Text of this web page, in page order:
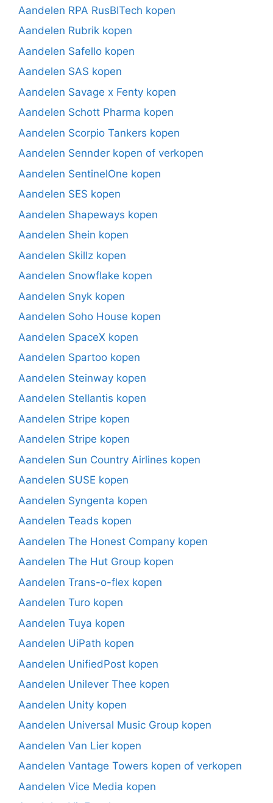
Aandelen RPA RusBITech kopen
Aandelen Rubrik kopen
Aandelen Safello kopen
Aandelen SAS kopen
Aandelen Savage x Fenty kopen
Aandelen Schott Pharma kopen
Aandelen Scorpio Tankers kopen
Aandelen Sennder kopen of verkopen
Aandelen SentinelOne kopen
Aandelen SES kopen
Aandelen Shapeways kopen
Aandelen Shein kopen
Aandelen Skillz kopen
Aandelen Snowflake kopen
Aandelen Snyk kopen
Aandelen Soho House kopen
Aandelen SpaceX kopen
Aandelen Spartoo kopen
Aandelen Steinway kopen
Aandelen Stellantis kopen
Aandelen Stripe kopen
Aandelen Stripe kopen
Aandelen Sun Country Airlines kopen
Aandelen SUSE kopen
Aandelen Syngenta kopen
Aandelen Teads kopen
Aandelen The Honest Company kopen
Aandelen The Hut Group kopen
Aandelen Trans-o-flex kopen
Aandelen Turo kopen
Aandelen Tuya kopen
Aandelen UiPath kopen
Aandelen UnifiedPost kopen
Aandelen Unilever Thee kopen
Aandelen Unity kopen
Aandelen Universal Music Group kopen
Aandelen Van Lier kopen
Aandelen Vantage Towers kopen of verkopen
Aandelen Vice Media kopen